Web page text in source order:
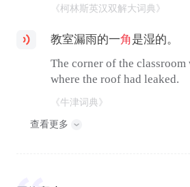
《柯林斯英汉双解大词典》
教室漏雨的一角是湿的。
The corner of the classroom
where the roof had leaked.
《牛津词典》
查看更多